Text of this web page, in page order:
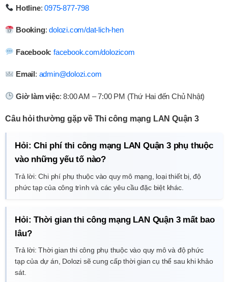
Hotline:0975-877-798
Booking:dolozi.com/dat-lich-hen
Facebook: facebook.com/dolozicom
Email : admin@dolozi.com
Giờ làm việc: 8:00 AM – 7:00 PM (Thứ Hai đến Chủ Nhật)
Câu hỏi thường gặp về Thi công mạng LAN Quận 3
Hỏi: Chi phí thi công mạng LAN Quận 3 phụ thuộc
vào những yếu tố nào?
Trả lời: Chi phí phụ thuộc vào quy mô mạng, loại thiết bị, độ
phức tạp của công trình và các yêu cầu đặc biệt khác.
Hỏi: Thời gian thi công mạng LAN Quận 3 mất bao
lâu?
Trả lời: Thời gian thi công phụ thuộc vào quy mô và độ phức
tạp của dự án, Dolozi sẽ cung cấp thời gian cụ thể sau khi khảo
sát.